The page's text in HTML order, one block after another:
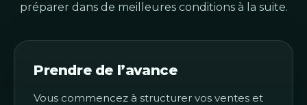
préparer dans de meilleures conditions à la suite.
Prendre de l’avance
Vous commencez à structurer vos ventes et